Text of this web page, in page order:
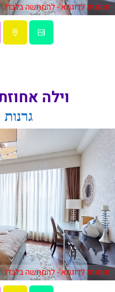
תמונות לדוגמא - להמחשה בלבד!
וילה
גרנות
תמונות לדוגמא - להמחשה בלבד!